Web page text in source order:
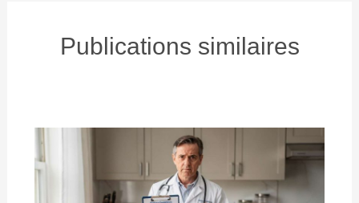
Publications similaires